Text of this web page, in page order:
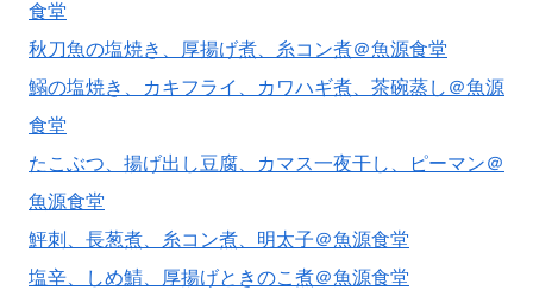
食堂
秋刀魚の塩焼き、厚揚げ煮、糸コン煮＠魚源食堂
鰯の塩焼き、カキフライ、カワハギ煮、茶碗蒸し＠魚源
食堂
たこぶつ、揚げ出し豆腐、カマス一夜干し、ピーマン＠
魚源食堂
鮃刺、長葱煮、糸コン煮、明太子＠魚源食堂
塩辛、しめ鯖、厚揚げときのこ煮＠魚源食堂